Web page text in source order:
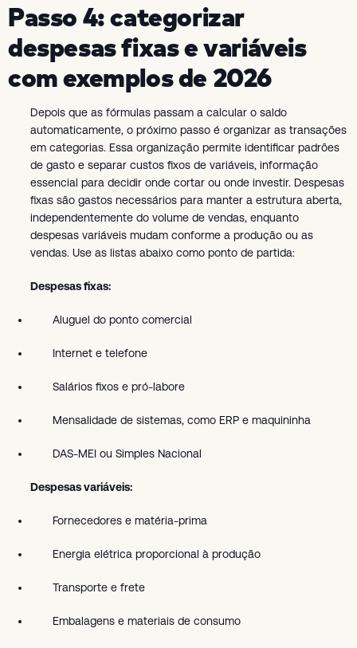
Passo 4: categorizar
despesas fixas e variáveis
com exemplos de 2026
Depois que as fórmulas passam a calcular o saldo
automaticamente, o próximo passo é organizar as transações
em categorias. Essa organização permite identificar padrões
de gasto e separar custos fixos de variáveis, informação
essencial para decidir onde cortar ou onde investir. Despesas
fixas são gastos necessários para manter a estrutura aberta,
independentemente do volume de vendas, enquanto
despesas variáveis mudam conforme a produção ou as
vendas. Use as listas abaixo como ponto de partida:
Despesas fixas:
Aluguel do ponto comercial
Internet e telefone
Salários fixos e pró-labore
Mensalidade de sistemas, como ERP e maquininha
DAS-MEI ou Simples Nacional
Despesas variáveis:
Fornecedores e matéria-prima
Energia elétrica proporcional à produção
Transporte e frete
Embalagens e materiais de consumo